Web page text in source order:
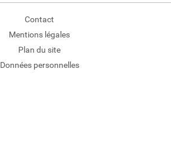
Contact
Mentions légales
Plan du site
Données personnelles